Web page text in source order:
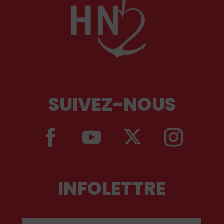
SUIVEZ-NOUS
INFOLETTRE